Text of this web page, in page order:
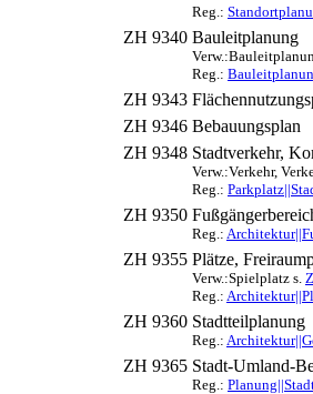
Reg.:
ZH 9340 Bauleitplanung
Reg.:
ZH 9343
ZH 9346 Bebauungsplan
ZH 9348 Stadtverkehr,
Verw.:Verkehr,
Reg.:
ZH 9350
Reg.:
ZH 9355 Plätze,
Verw.:Spielplatz s.
Reg.:
ZH 9360 Stadtteilplanung
Reg.:
ZH 9365 Stadt-Umland-
Reg.: